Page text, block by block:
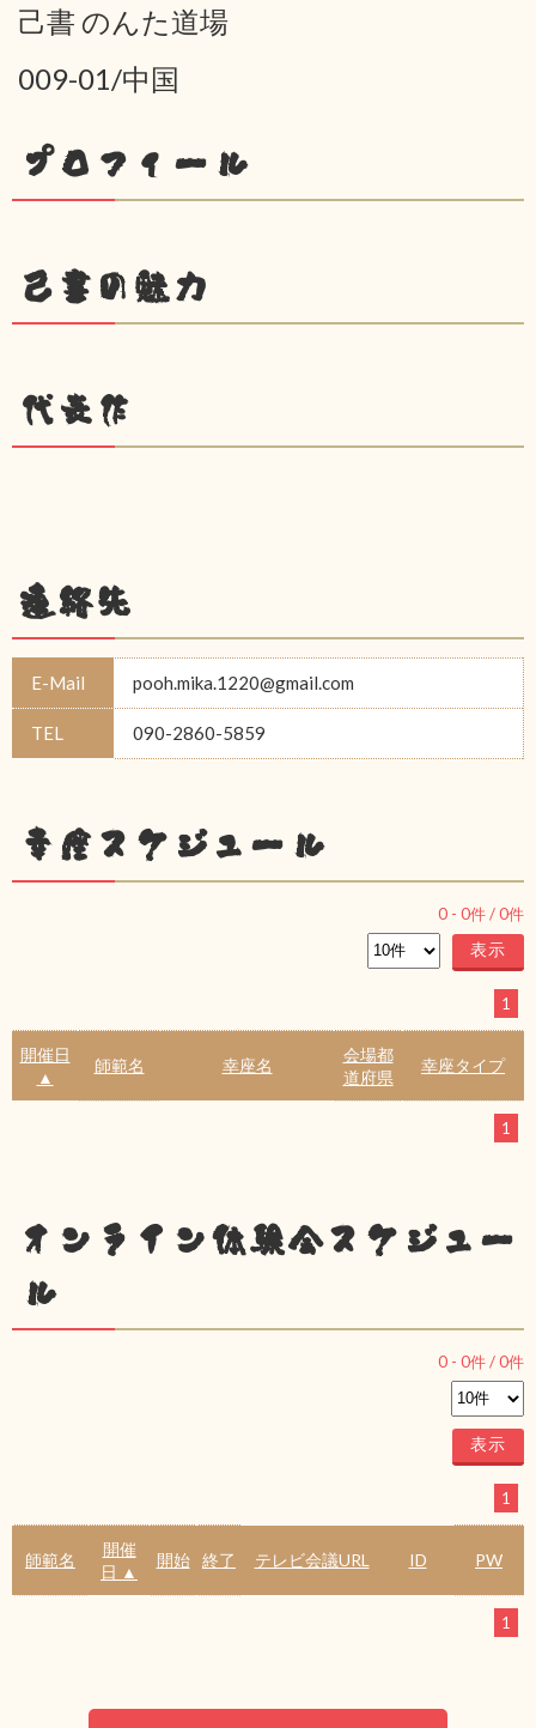
己書 のんた道場
009-01/中国
プロフィール
己書の魅力
代表作
連絡先
E-Mail pooh.mika.1220@gmail.com
TEL 090-2860-5859
幸座スケジュール
0 - 0件 /0件
1
開催日
▲
師範名 幸座名
会場都
道府県
幸座タイプ
1
オンライン体験会スケジュー
ル
0 - 0件 /0件
1
師範名
開催
日 ▲
開始 終了 テレビ会議URL ID PW
1